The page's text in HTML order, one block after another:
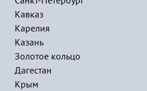
Кавказ
Карелия
Казань
Золотое кольцо
Дагестан
Крым